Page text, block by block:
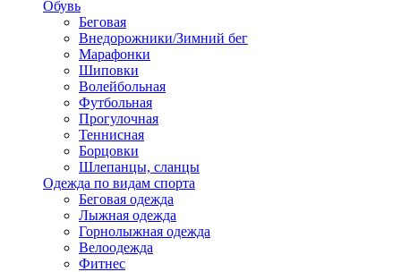
Обувь
Беговая
Внедорожники/Зимний бег
Марафонки
Шиповки
Волейбольная
Футбольная
Прогулочная
Теннисная
Борцовки
Шлепанцы, сланцы
Одежда по видам спорта
Беговая одежда
Лыжная одежда
Горнолыжная одежда
Велоодежда
Фитнес